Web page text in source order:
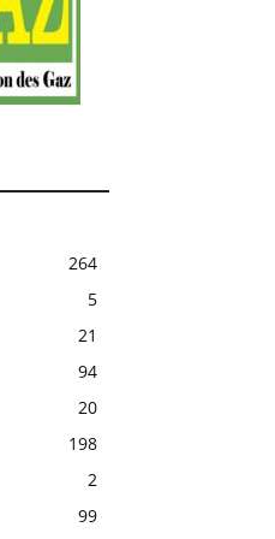
264
5
21
94
20
198
2
99